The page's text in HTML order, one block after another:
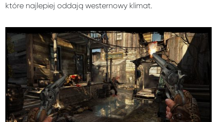
które najlepiej oddają westernowy klimat.